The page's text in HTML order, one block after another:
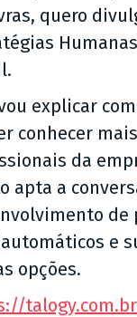
quero
explicar
conhecer
da
apta a
de
e
opções.